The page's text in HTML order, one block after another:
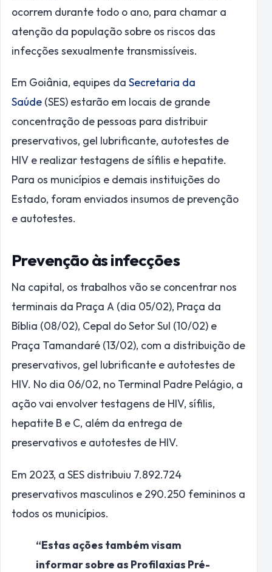
ocorrem durante todo o ano, para chamar a
atenção da população sobre os riscos das
infecções sexualmente transmissíveis.
Em Goiânia, equipes da Secretaria da
Saúde (SES) estarão em locais de grande
concentração de pessoas para distribuir
preservativos, gel lubrificante, autotestes de
HIV e realizar testagens de sífilis e hepatite.
Para os municípios e demais instituições do
Estado, foram enviados insumos de prevenção
e autotestes.
Prevenção às infecções
Na capital, os trabalhos vão se concentrar nos
terminais da Praça A (dia 05/02), Praça da
Bíblia (08/02), Cepal do Setor Sul (10/02) e
Praça Tamandaré (13/02), com a distribuição de
preservativos, gel lubrificante e autotestes de
HIV. No dia 06/02, no Terminal Padre Pelágio, a
ação vai envolver testagens de HIV, sífilis,
hepatite B e C, além da entrega de
preservativos e autotestes de HIV.
Em 2023, a SES distribuiu 7.892.724
preservativos masculinos e 290.250 femininos a
todos os municípios.
“Estas ações também visam
informar sobre as Profilaxias Pré-